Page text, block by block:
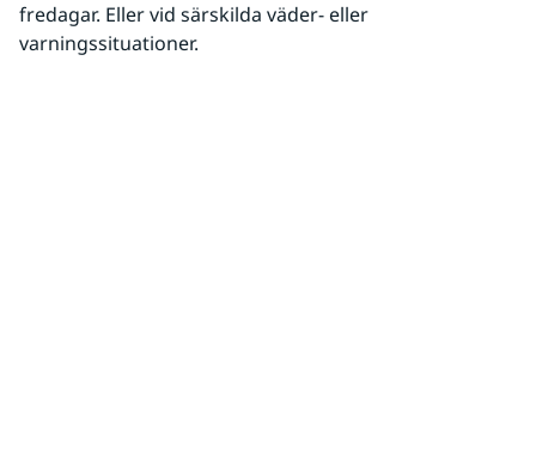
fredagar. Eller vid särskilda väder- eller
varningssituationer.